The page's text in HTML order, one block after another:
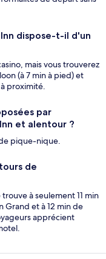
dispose-t-il d'un
mais vous trouverez
(à 7 min à pied) et
proximité.
par
et alentour ?
pique-nique.
de
à seulement 11 min
et à 12 min de
apprécient